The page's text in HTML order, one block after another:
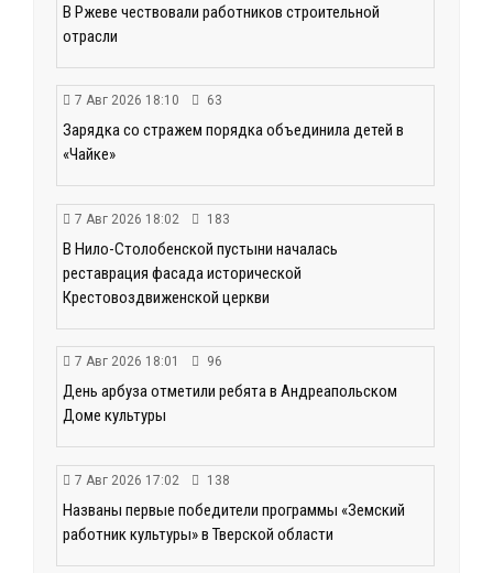
В Ржеве чествовали работников строительной
отрасли
7 Авг 2026 18:10 63
Зарядка со стражем порядка объединила детей в
«Чайке»
7 Авг 2026 18:02 183
В Нило-Столобенской пустыни началась
реставрация фасада исторической
Крестовоздвиженской церкви
7 Авг 2026 18:01 96
День арбуза отметили ребята в Андреапольском
Доме культуры
7 Авг 2026 17:02 138
Названы первые победители программы «Земский
работник культуры» в Тверской области